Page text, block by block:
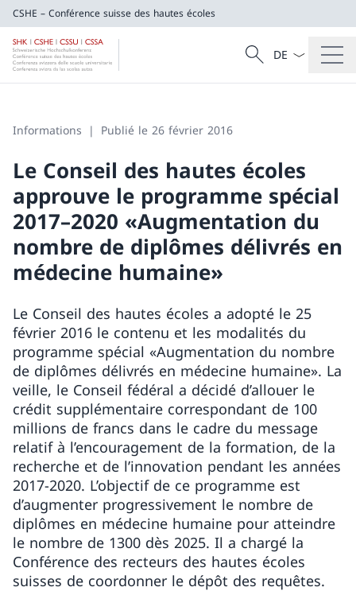
CSHE – Conférence suisse des hautes écoles
CSHE – Conférence suisse des hautes
Recherche
Recherche
La langue
Informations Publié le 26 février 2016
Le Conseil des hautes écoles
approuve le programme spécial
2017–2020 «Augmentation du
nombre de diplômes délivrés en
médecine humaine»
Le Conseil des hautes écoles a adopté le 25
février 2016 le contenu et les modalités du
programme spécial «Augmentation du nombre
de diplômes délivrés en médecine humaine». La
veille, le Conseil fédéral a décidé d’allouer le
crédit supplémentaire correspondant de 100
millions de francs dans le cadre du message
relatif à l’encouragement de la formation, de la
recherche et de l’innovation pendant les années
2017-2020. L’objectif de ce programme est
d’augmenter progressivement le nombre de
diplômes en médecine humaine pour atteindre
le nombre de 1300 dès 2025. Il a chargé la
Conférence des recteurs des hautes écoles
suisses de coordonner le dépôt des requêtes.